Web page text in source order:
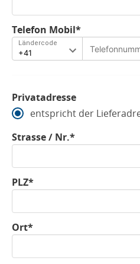
Telefon Mobil*
Ländercode
Privatadresse
entspricht der
Strasse / Nr.*
PLZ*
Ort*